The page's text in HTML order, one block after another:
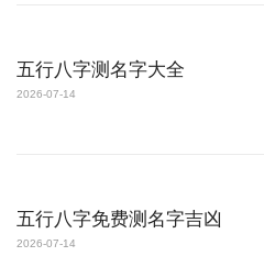
五行八字测名字大全
2026-07-14
五行八字免费测名字吉凶
2026-07-14